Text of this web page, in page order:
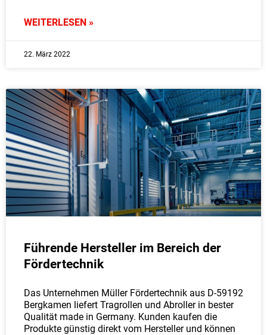
WEITERLESEN »
22. März 2022
Führende Hersteller im Bereich der
Fördertechnik
Das Unternehmen Müller Fördertechnik aus D-59192
Bergkamen liefert Tragrollen und Abroller in bester
Qualität made in Germany. Kunden kaufen die
Produkte günstig direkt vom Hersteller und können